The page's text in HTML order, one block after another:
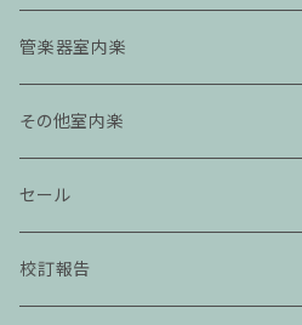
管楽器室内楽
その他室内楽
セール
校訂報告